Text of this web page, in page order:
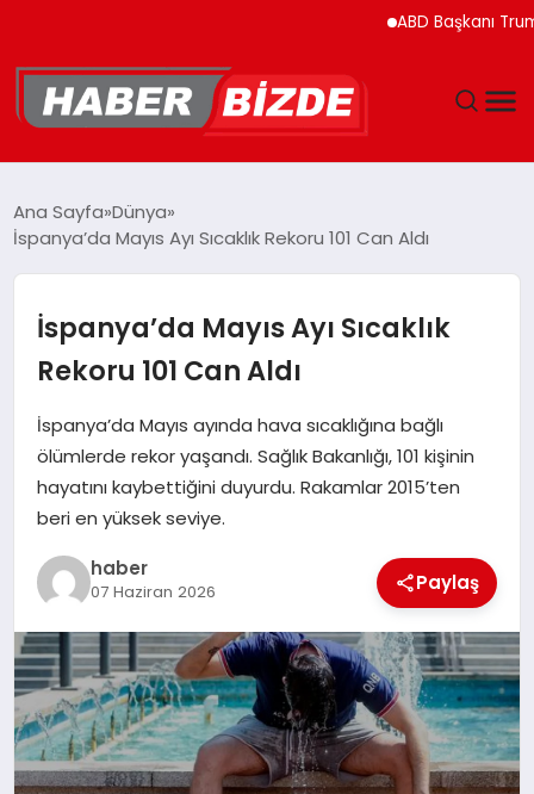
ABD Başkanı
YAŞAM
EKONOMI
EĞITIM
MAGAZIN
SPOR
TEKNOLOJI
Ana Sayfa Dünya
İspanya’da Mayıs Ayı Sıcaklık Rekoru 101 Can Aldı
İspanya’da Mayıs Ayı Sıcaklık
Rekoru 101 Can Aldı
İspanya’da Mayıs ayında hava sıcaklığına bağlı
ölümlerde rekor yaşandı. Sağlık Bakanlığı, 101 kişinin
hayatını kaybettiğini duyurdu. Rakamlar 2015’ten
beri en yüksek seviye.
haber
07 Haziran 2026 Paylaş